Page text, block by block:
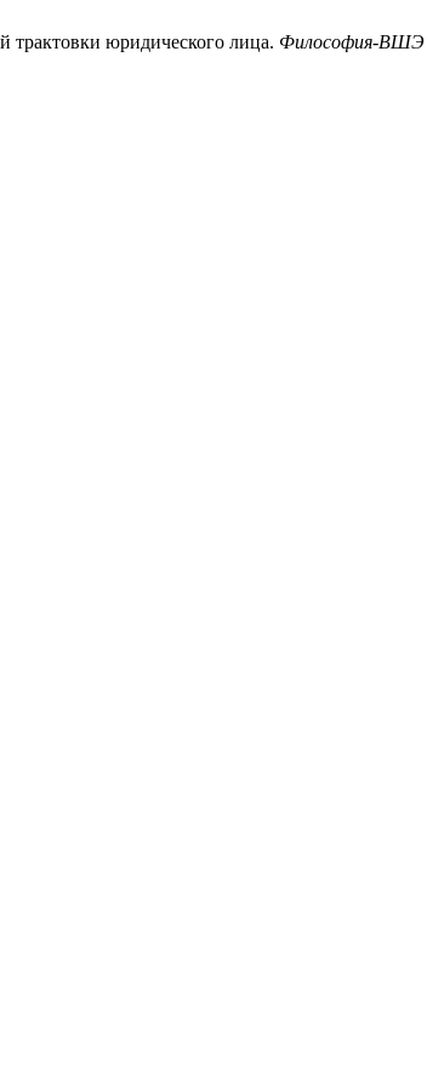
трактовки юридического лица. Философия-ВШЭ